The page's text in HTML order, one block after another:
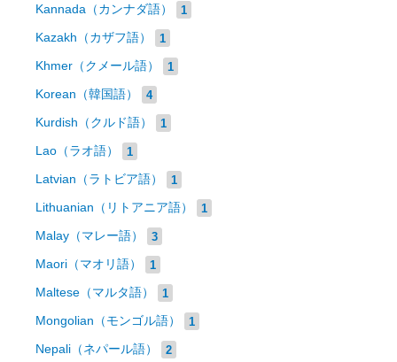
Kannada（カンナダ語） 1
Kazakh（カザフ語） 1
Khmer（クメール語） 1
Korean（韓国語） 4
Kurdish（クルド語） 1
Lao（ラオ語） 1
Latvian（ラトビア語） 1
Lithuanian（リトアニア語） 1
Malay（マレー語） 3
Maori（マオリ語） 1
Maltese（マルタ語） 1
Mongolian（モンゴル語） 1
Nepali（ネパール語） 2